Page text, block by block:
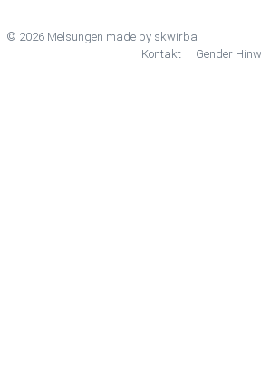
© 2026 Melsungen made by skwirba
Kontakt
Gender